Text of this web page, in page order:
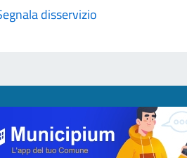
disservizio